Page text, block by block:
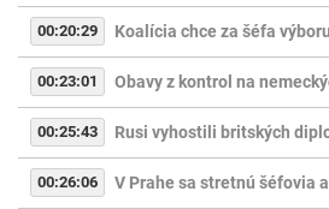
00:20:29 Koalícia chce za šéfa
00:23:01 Obavy z kontrol na
00:25:43 Rusi vyhostili britských
00:26:06 V Prahe sa stretnú šéfovia